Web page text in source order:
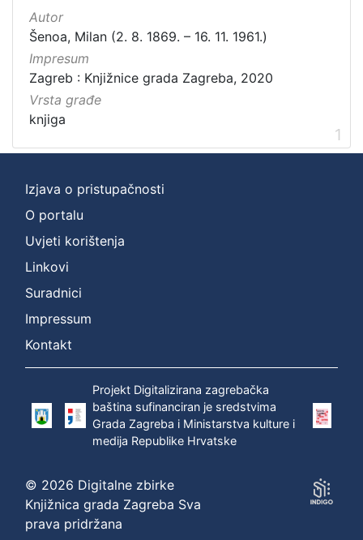
Autor
Šenoa, Milan (2. 8. 1869. – 16. 11. 1961.)
Impresum
Zagreb : Knjižnice grada Zagreba, 2020
Vrsta građe
knjiga
1
Izjava o pristupačnosti
O portalu
Uvjeti korištenja
Linkovi
Suradnici
Impressum
Kontakt
Projekt Digitalizirana zagrebačka
baština sufinanciran je sredstvima
Grada Zagreba i Ministarstva kulture i
medija Republike Hrvatske
© 2026 Digitalne zbirke
Knjižnica grada Zagreba Sva
prava pridržana